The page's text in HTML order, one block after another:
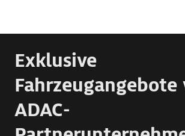
Exklusive
Fahrzeugangebote
ADAC-